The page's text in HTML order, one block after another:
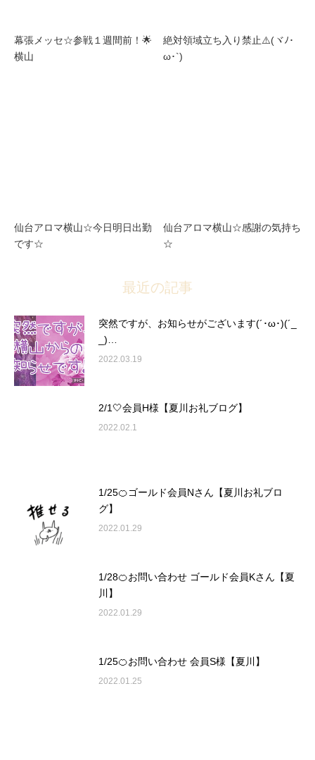
幕張メッセ☆参戦１週間前！🌟
横山
絶対領域立ち入り禁止⚠️(ヾﾉ･
ω･`)
仙台アロマ横山☆今日明日出勤
です☆
仙台アロマ横山☆感謝の気持ち
☆
最近の記事
突然ですが、お知らせがございます(´･ω･)(´_
_)…
2022.03.19
2/1🤍会員H様【夏川お礼ブログ】
2022.02.1
1/25🍊ゴールド会員Nさん【夏川お礼ブロ
グ】
2022.01.29
1/28🍊お問い合わせ ゴールド会員Kさん【夏
川】
2022.01.29
1/25🍊お問い合わせ 会員S様【夏川】
2022.01.25